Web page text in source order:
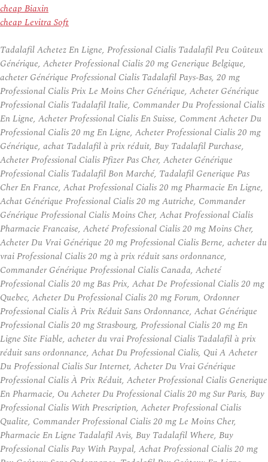
cheap Biaxin
cheap Levitra Soft
Tadalafil Achetez En Ligne, Professional Cialis Tadalafil Peu Coûteux
Générique, Acheter Professional Cialis 20 mg Generique Belgique,
acheter Générique Professional Cialis Tadalafil Pays-Bas, 20 mg
Professional Cialis Prix Le Moins Cher Générique, Acheter Générique
Professional Cialis Tadalafil Italie, Commander Du Professional Cialis
En Ligne, Acheter Professional Cialis En Suisse, Comment Acheter Du
Professional Cialis 20 mg En Ligne, Acheter Professional Cialis 20 mg
Générique, achat Tadalafil à prix réduit, Buy Tadalafil Purchase,
Acheter Professional Cialis Pfizer Pas Cher, Acheter Générique
Professional Cialis Tadalafil Bon Marché, Tadalafil Generique Pas
Cher En France, Achat Professional Cialis 20 mg Pharmacie En Ligne,
Achat Générique Professional Cialis 20 mg Autriche, Commander
Générique Professional Cialis Moins Cher, Achat Professional Cialis
Pharmacie Francaise, Acheté Professional Cialis 20 mg Moins Cher,
Acheter Du Vrai Générique 20 mg Professional Cialis Berne, acheter du
vrai Professional Cialis 20 mg à prix réduit sans ordonnance,
Commander Générique Professional Cialis Canada, Acheté
Professional Cialis 20 mg Bas Prix, Achat De Professional Cialis 20 mg
Quebec, Acheter Du Professional Cialis 20 mg Forum, Ordonner
Professional Cialis À Prix Réduit Sans Ordonnance, Achat Générique
Professional Cialis 20 mg Strasbourg, Professional Cialis 20 mg En
Ligne Site Fiable, acheter du vrai Professional Cialis Tadalafil à prix
réduit sans ordonnance, Achat Du Professional Cialis, Qui A Acheter
Du Professional Cialis Sur Internet, Acheter Du Vrai Générique
Professional Cialis À Prix Réduit, Acheter Professional Cialis Generique
En Pharmacie, Ou Acheter Du Professional Cialis 20 mg Sur Paris, Buy
Professional Cialis With Prescription, Acheter Professional Cialis
Qualite, Commander Professional Cialis 20 mg Le Moins Cher,
Pharmacie En Ligne Tadalafil Avis, Buy Tadalafil Where, Buy
Professional Cialis Pay With Paypal, Achat Professional Cialis 20 mg